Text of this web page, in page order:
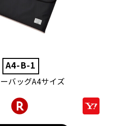
A4-B-1
バッグA4サイズ